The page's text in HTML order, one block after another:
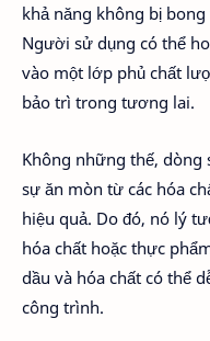
khả năng không bị
Người sử dụng có thể
vào một lớp phủ chất
bảo trì trong tương lai.
Không những thế, dòng
sự ăn mòn từ các hóa
hiệu quả. Do đó, nó lý
hóa chất hoặc thực
dầu và hóa chất có thể
công trình.